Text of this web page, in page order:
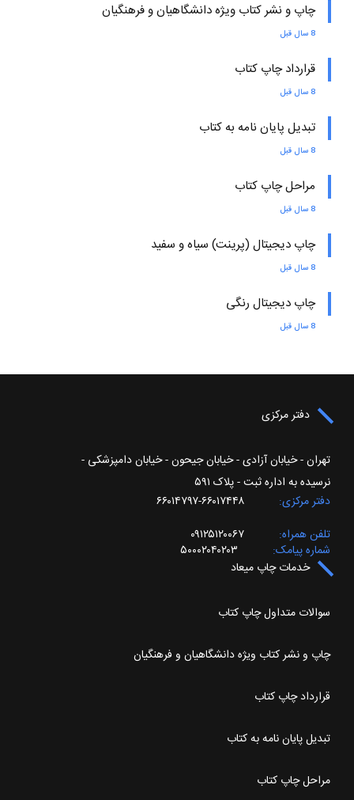
چاپ و نشر کتاب ویژه دانشگاهیان و فرهنگیان
8 سال قبل
قرارداد چاپ کتاب
8 سال قبل
تبدیل پایان نامه به کتاب
8 سال قبل
مراحل چاپ کتاب
8 سال قبل
چاپ دیجیتال (پرینت) سیاه و سفید
8 سال قبل
چاپ دیجیتال رنگی
8 سال قبل
دفتر مرکزی
تهران - خیابان آزادی - خیابان جیحون - خیابان دامپزشکی -
نرسیده به اداره ثبت - پلاک ۵۹۱
دفتر مرکزی
۶۶۰۱۷۴۴۸-۶۶۰۱۴۷۹۷
تلفن همراه
۰۹۱۲۵۱۲۰۰۶۷
شماره پیامک
۵۰۰۰۲۰۴۰۲۰۳
خدمات چاپ میعاد
سوالات متداول چاپ کتاب
چاپ و نشر کتاب ویژه دانشگاهیان و فرهنگیان
قرارداد چاپ کتاب
تبدیل پایان نامه به کتاب
مراحل چاپ کتاب